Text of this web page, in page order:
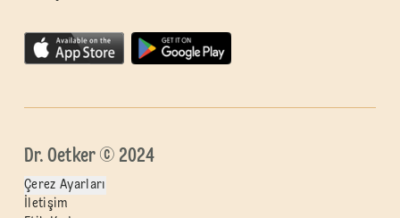
Dr. Oetker © 2024
Çerez Ayarları
İletişim